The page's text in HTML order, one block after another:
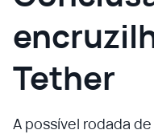
Tether
A possível rodada